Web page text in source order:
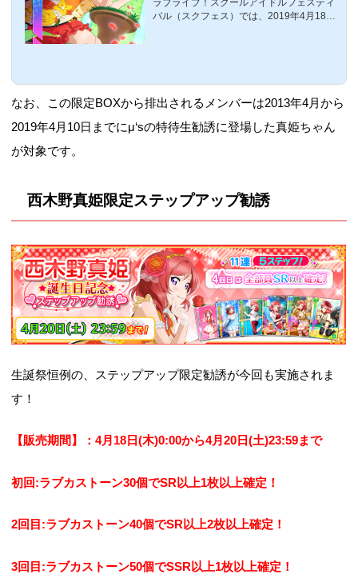
画像と特技と評価【ラブライ
ブ！スクフェス】
バル（スクフェス）では、2019年4月18
真姫UR限定＜バースデーライブ/ピアノに
想いを込めて＞の特技やステータス、評価
などを紹介します。西木野真姫UR限定＜
バースデーライブ/ピアノに想いを込めて＞
なお、この限定BOXから排出されるメンバーは2013年4月から
2019年4月10日までにμ‘sの特待生勧誘に登場した真姫ちゃん
が対象です。
西木野真姫限定ステップアップ勧誘
生誕祭恒例の、ステップアップ限定勧誘が今回も実施されま
す！
【販売期間】：4月18日(木)0:00から4月20日(土)23:59まで
初回:ラブカストーン30個でSR以上1枚以上確定！
2回目:ラブカストーン40個でSR以上2枚以上確定！
3回目:ラブカストーン50個でSSR以上1枚以上確定！